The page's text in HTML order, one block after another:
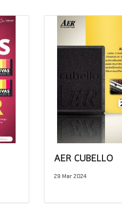
AER CUBELLO
29 Mar 2024